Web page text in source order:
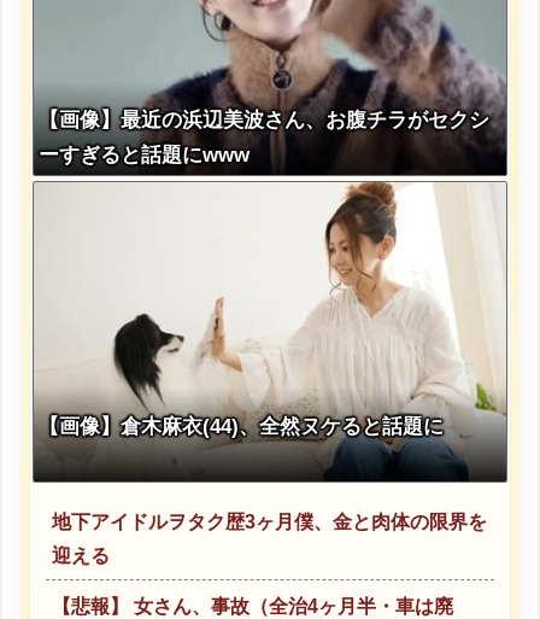
【画像】最近の浜辺美波さん、お腹チラがセクシ
ーすぎると話題にwww
【画像】倉木麻衣(44)、全然ヌケると話題に
地下アイドルヲタク歴3ヶ月僕、金と肉体の限界を
迎える
【悲報】 女さん、事故（全治4ヶ月半・車は廃